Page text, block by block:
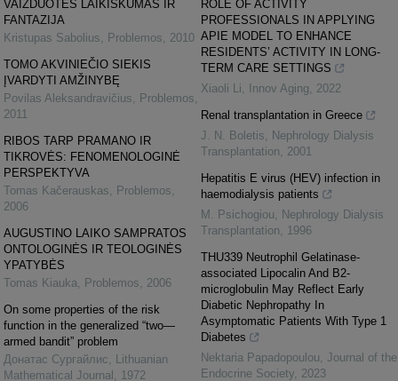
VAIZDUOTĖS LAIKIŠKUMAS IR
FANTAZIJA
Kristupas Sabolius, Problemos, 2010
TOMO AKVINIEČIO SIEKIS
ĮVARDYTI AMŽINYBĘ
Povilas Aleksandravičius, Problemos,
2011
RIBOS TARP PRAMANO IR
TIKROVĖS: FENOMENOLOGINĖ
PERSPEKTYVA
Tomas Kačerauskas, Problemos,
2006
AUGUSTINO LAIKO SAMPRATOS
ONTOLOGINĖS IR TEOLOGINĖS
YPATYBĖS
Tomas Kiauka, Problemos, 2006
On some properties of the risk
function in the generalized “two—
armed bandit” problem
Донатас Сургайлис, Lithuanian
Mathematical Journal , 1972
ROLE OF ACTIVITY
PROFESSIONALS IN APPLYING
APIE MODEL TO ENHANCE
RESIDENTS’ ACTIVITY IN LONG-
TERM CARE SETTINGS
Xiaoli Li, Innov Aging, 2022
Renal transplantation in Greece
J. N. Boletis, Nephrology Dialysis
Transplantation, 2001
Hepatitis E virus (HEV) infection in
haemodialysis patients
M. Psichogiou, Nephrology Dialysis
Transplantation, 1996
THU339 Neutrophil Gelatinase-
associated Lipocalin And B2-
microglobulin May Reflect Early
Diabetic Nephropathy In
Asymptomatic Patients With Type 1
Diabetes
Nektaria Papadopoulou, Journal of the
Endocrine Society, 2023